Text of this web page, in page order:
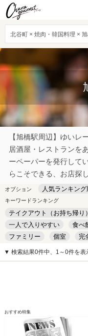
北谷町 × 焼肉・韓国料理 ×
【旭橋駅周辺】ゆいレ
居酒屋・レストランを
ーペーパーを発行して
らこそできる、お店探
オプション 人気ランキング
キーワードランキング
テイクアウト（お持ち帰り）
一人で入りやすい
食べ
ファミリー
個室 完
キッズルーム
安い
▼ 検索結果0件中、1～0件を表
おすすめ特集